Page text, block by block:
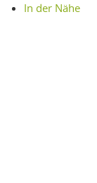
In der Nähe